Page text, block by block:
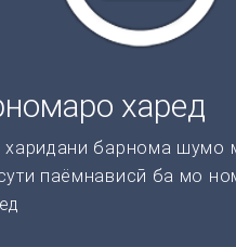
харед
харидани барнома шумо
паёмнависӣ ба мо